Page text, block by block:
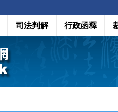
司法判解 行政函釋